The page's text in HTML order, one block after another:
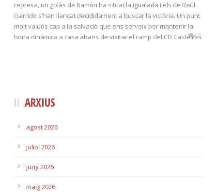
represa, un golàs de Ramón ha situat la igualada i els de Raúl
Garrido s'han llançat decididament a buscar la victòria. Un punt
molt valuós cap a la salvació que ens serveix per mantenir la
bona dinàmica a casa abans de visitar el camp del CD Castellón.
0
ARXIUS
agost 2026
juliol 2026
juny 2026
maig 2026